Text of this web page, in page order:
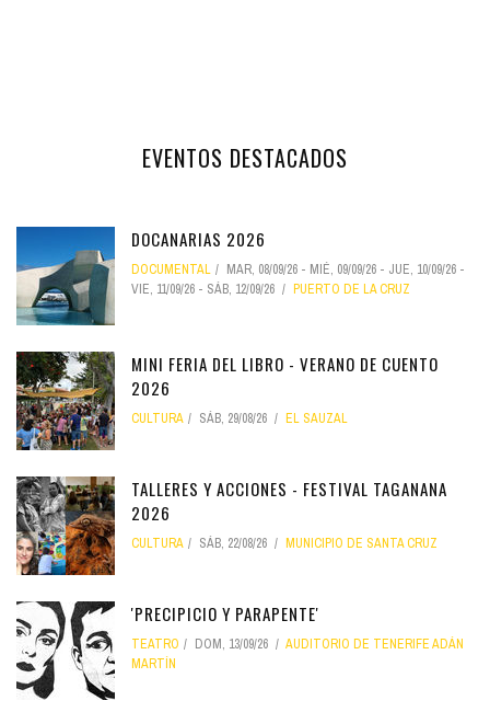
EVENTOS DESTACADOS
DOCANARIAS 2026
DOCUMENTAL MAR, 08/09/26 - MIÉ, 09/09/26 - JUE, 10/09/26 -
VIE, 11/09/26 - SÁB, 12/09/26 PUERTO DE LA CRUZ
MINI FERIA DEL LIBRO - VERANO DE CUENTO
2026
CULTURA SÁB, 29/08/26 EL SAUZAL
TALLERES Y ACCIONES - FESTIVAL TAGANANA
2026
CULTURA SÁB, 22/08/26 MUNICIPIO DE SANTA CRUZ
'PRECIPICIO Y PARAPENTE'
TEATRO DOM, 13/09/26
AUDITORIO DE TENERIFE ADÁN
MARTÍN